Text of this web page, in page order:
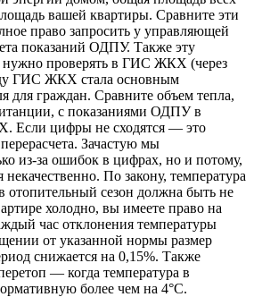
вашей квартиры. Сравните эти
право запросить у управляющей
показаний ОДПУ. Также эту
проверять в ГИС ЖКХ (через
ГИС ЖКХ стала основным
для граждан. Сравните объем тепла,
с показаниями ОДПУ в
Если цифры не сходятся — это
Зачастую мы
из-за ошибок в цифрах, но и потому,
некачественно. По закону, температура
сезон должна быть не
холодно, вы имеете право на
час отклонения температуры
от указанной нормы размер
снижается на 0,15%. Также
— когда температура в
более чем на 4°C.